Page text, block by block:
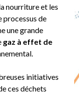
nourriture et les
processus de
une grande
gaz à effet de
initiatives
ces déchets